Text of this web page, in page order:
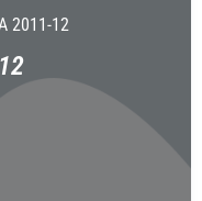
2011-12